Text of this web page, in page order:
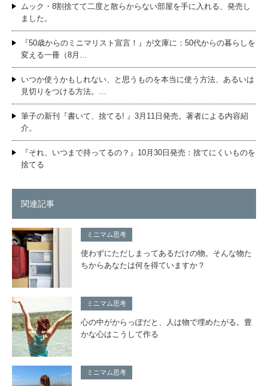
ムック・8割捨てて二度と散らからない部屋を手に入れる、発売し
ました。
『50歳からのミニマリスト宣言！』が文庫に：50代からの暮らしを
変える一冊（8月…
いつか使うかもしれない、と思うものを本当に使う方法、あるいは
見切りをつける方法。…
筆子の新刊『書いて、捨てる! 』3月11日発売。著者による内容紹
介。
『それ、いつまで持ってるの？』10月30日発売：捨てにくいものを
捨てる
関連記事
ミニマム思考
使わずにただしまってあるだけの物。そんな物た
ちからあなたは何を得ていますか？
ミニマム思考
心の中がからっぽだと、人は物で埋めたがる。豊
かな心はこうして作る
ミニマム思考